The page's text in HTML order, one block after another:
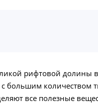
рифтовой долины
с большим
все полезные